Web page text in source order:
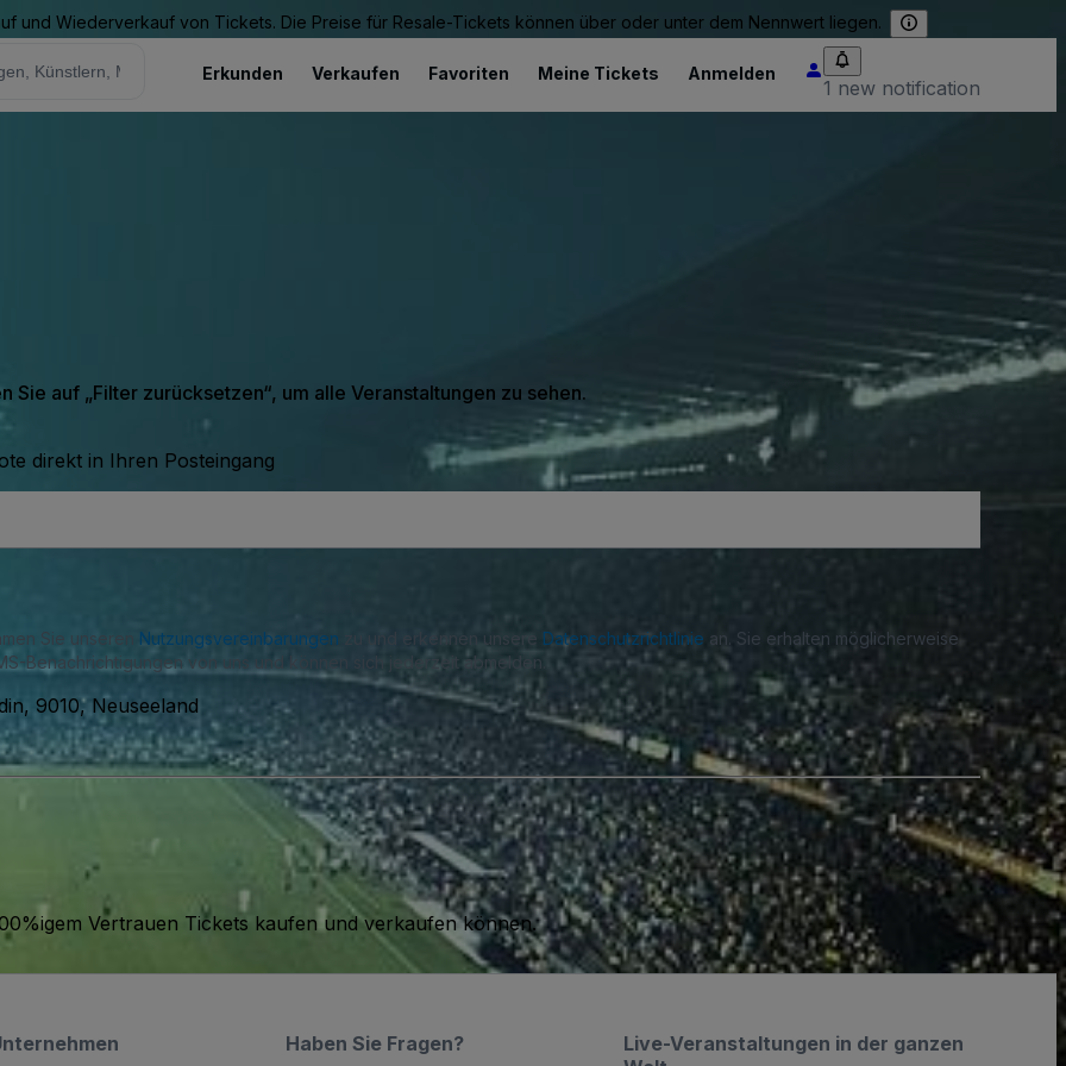
und Wiederverkauf von Tickets. Die Preise für Resale-Tickets können über oder unter dem Nennwert liegen.
Erkunden Verkaufen Favoriten Meine Tickets Anmelden
1 new notification
Sie auf „Filter zurücksetzen“, um alle Veranstaltungen zu sehen.
direkt in Ihren Posteingang
Sie unseren Nutzungsvereinbarungen zu und erkennen unsere Datenschutzrichtlinie an. Sie erhalten möglicherweise
Benachrichtigungen von uns und können sich jederzeit abmelden.
9010, Neuseeland
Vertrauen Tickets kaufen und verkaufen können.
Live-Veranstaltungen in der ganzen
Haben Sie Fragen?